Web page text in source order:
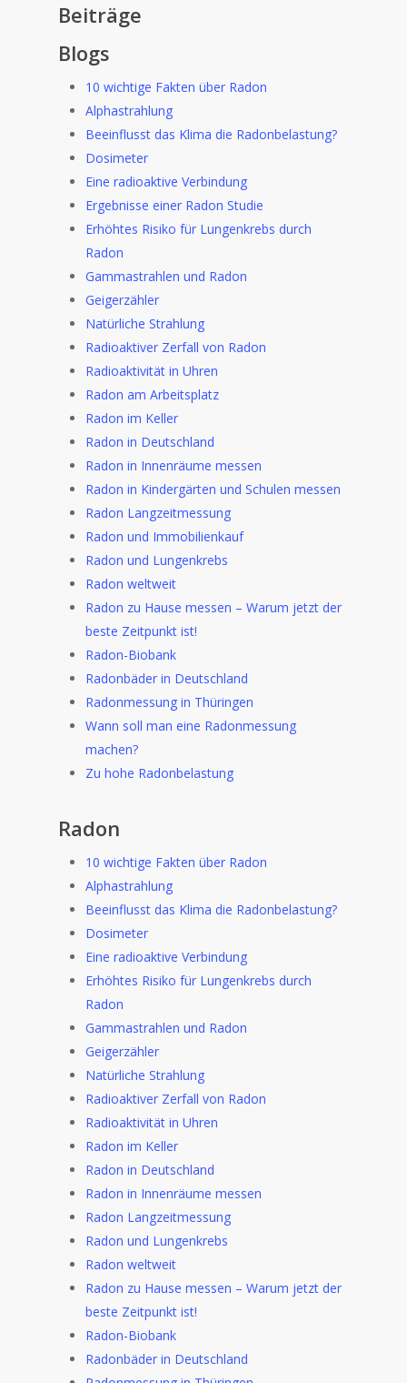
Beiträge
Blogs
10 wichtige Fakten über Radon
Alphastrahlung
Beeinflusst das Klima die Radonbelastung?
Dosimeter
Eine radioaktive Verbindung
Ergebnisse einer Radon Studie
Erhöhtes Risiko für Lungenkrebs durch
Radon
Gammastrahlen und Radon
Geigerzähler
Natürliche Strahlung
Radioaktiver Zerfall von Radon
Radioaktivität in Uhren
Radon am Arbeitsplatz
Radon im Keller
Radon in Deutschland
Radon in Innenräume messen
Radon in Kindergärten und Schulen messen
Radon Langzeitmessung
Radon und Immobilienkauf
Radon und Lungenkrebs
Radon weltweit
Radon zu Hause messen – Warum jetzt der
beste Zeitpunkt ist!
Radon-Biobank
Radonbäder in Deutschland
Radonmessung in Thüringen
Wann soll man eine Radonmessung
machen?
Zu hohe Radonbelastung
Radon
10 wichtige Fakten über Radon
Alphastrahlung
Beeinflusst das Klima die Radonbelastung?
Dosimeter
Eine radioaktive Verbindung
Erhöhtes Risiko für Lungenkrebs durch
Radon
Gammastrahlen und Radon
Geigerzähler
Natürliche Strahlung
Radioaktiver Zerfall von Radon
Radioaktivität in Uhren
Radon im Keller
Radon in Deutschland
Radon in Innenräume messen
Radon Langzeitmessung
Radon und Lungenkrebs
Radon weltweit
Radon zu Hause messen – Warum jetzt der
beste Zeitpunkt ist!
Radon-Biobank
Radonbäder in Deutschland